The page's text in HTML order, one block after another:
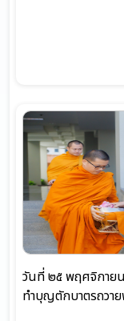
วันที่ ๒๕ พฤศจิกาย
ทำบุญตักบาตรถวาย